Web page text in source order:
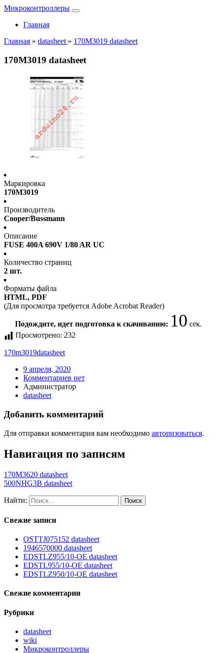
Микроконтроллеры
Главная
Главная » datasheet » 170M3019 datasheet
170M3019 datasheet
Маркировка
170M3019
Производитель
Cooper/Bussmann
Описание
FUSE 400A 690V 1/80 AR UC
Количество страниц
2 шт.
Форматы файла
HTML, PDF
(Для просмотра требуется Adobe Acrobat Reader)
Подождите, идет подготовка к скачиванию: 10 сек.
Просмотрено: 232
170m3019datasheet
9 апреля, 2020
Комментариев нет
Администратор
datasheet
Добавить комментарий
Для отправки комментария вам необходимо авторизоваться.
Навигация по записям
170M3620 datasheet
500NHG3B datasheet
Найти:
Свежие записи
OSTTJ075152 datasheet
1946570000 datasheet
EDSTLZ955/10-OE datasheet
EDSTL955/10-OE datasheet
EDSTLZ950/10-OE datasheet
Свежие комментарии
Рубрики
datasheet
wiki
Микроконтроллеры